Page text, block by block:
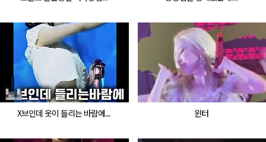
X브인데 옷이 들리는 바람에... 윈터